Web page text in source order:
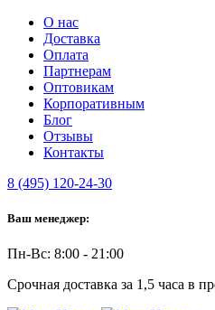
О нас
Доставка
Оплата
Партнерам
Оптовикам
Корпоративным
Блог
Отзывы
Контакты
8 (495) 120-24-30
Ваш менеджер:
Пн-Вс: 8:00 - 21:00
Срочная доставка за 1,5 часа в